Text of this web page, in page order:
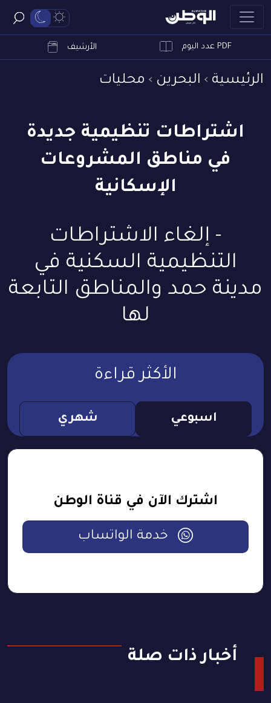
PDF عدد اليوم الأرشيف
الرئيسية البحرين محليات
اشتراطات تنظيمية جديدة
في مناطق المشروعات
الإسكانية
- إلغاء الاشتراطات
التنظيمية السكنية في
مدينة حمد والمناطق التابعة
لها
الأكثر قراءة
اسبوعي شهري
اشترك الآن في قناة الوطن
خدمة الواتساب
أخبار ذات صلة